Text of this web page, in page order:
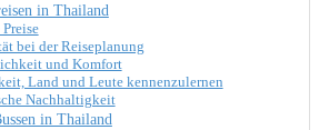
in Thailand
bei der Reiseplanung
und Komfort
Land und Leute kennenzulernen
Nachhaltigkeit
in Thailand